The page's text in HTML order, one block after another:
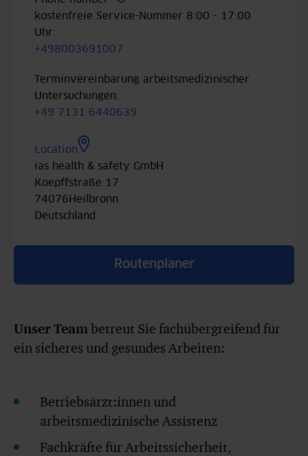
kostenfreie Service-Nummer 8:00 - 17:00
Uhr:
+498003691007
Terminvereinbarung arbeitsmedizinischer
Untersuchungen:
+49 7131 6440639
Location
ias health & safety GmbH
Koepffstraße 17
74076 Heilbronn
Deutschland
Routenplaner
Unser Team betreut Sie fachübergreifend für
ein sicheres und gesundes Arbeiten:
Betriebsärzt:innen und
arbeitsmedizinische Assistenz
Fachkräfte für Arbeitssicherheit,